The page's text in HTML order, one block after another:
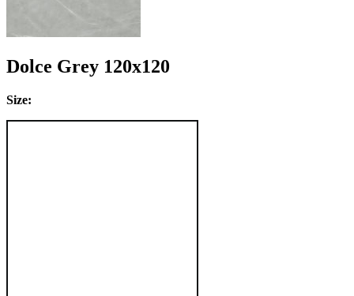
Dolce Grey 120x120
Size: